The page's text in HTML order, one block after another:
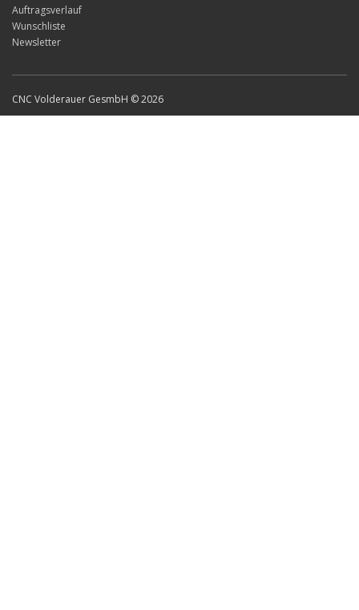
Auftragsverlauf
Wunschliste
Newsletter
CNC Volderauer GesmbH © 2026